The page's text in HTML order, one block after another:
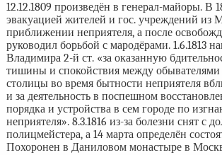
12.12.1809 произведён в генерал-майоры. В
эвакуацией жителей и гос. учреждений из
приближении неприятеля, а после
руководил борьбой с мародёрами. 1.6.1813
Владимира 2-й ст. «за оказанную
тишины и спокойствия между
столицы во время бытности неприятеля
и за деятельность в поспешном
порядка и устройства в сем городе по
неприятеля». 8.3.1816 из-за болезни снят с
полицмейстера, а 14 марта определён
Похоронен в Даниловом монастыре в